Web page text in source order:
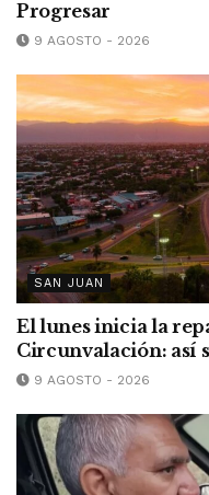
Progresar
9 AGOSTO - 2026
SAN JUAN
El lunes inicia la
Circunvalación: así
9 AGOSTO - 2026